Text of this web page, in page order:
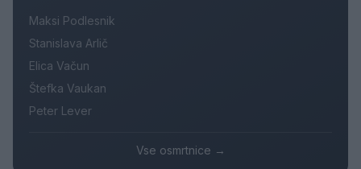
Maksi Podlesnik
Stanislava Arlič
Elica Vačun
Štefka Vaukan
Peter Lever
Vse osmrtnice →